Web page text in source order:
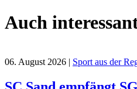
Auch
06. August 2026 | Sport aus der